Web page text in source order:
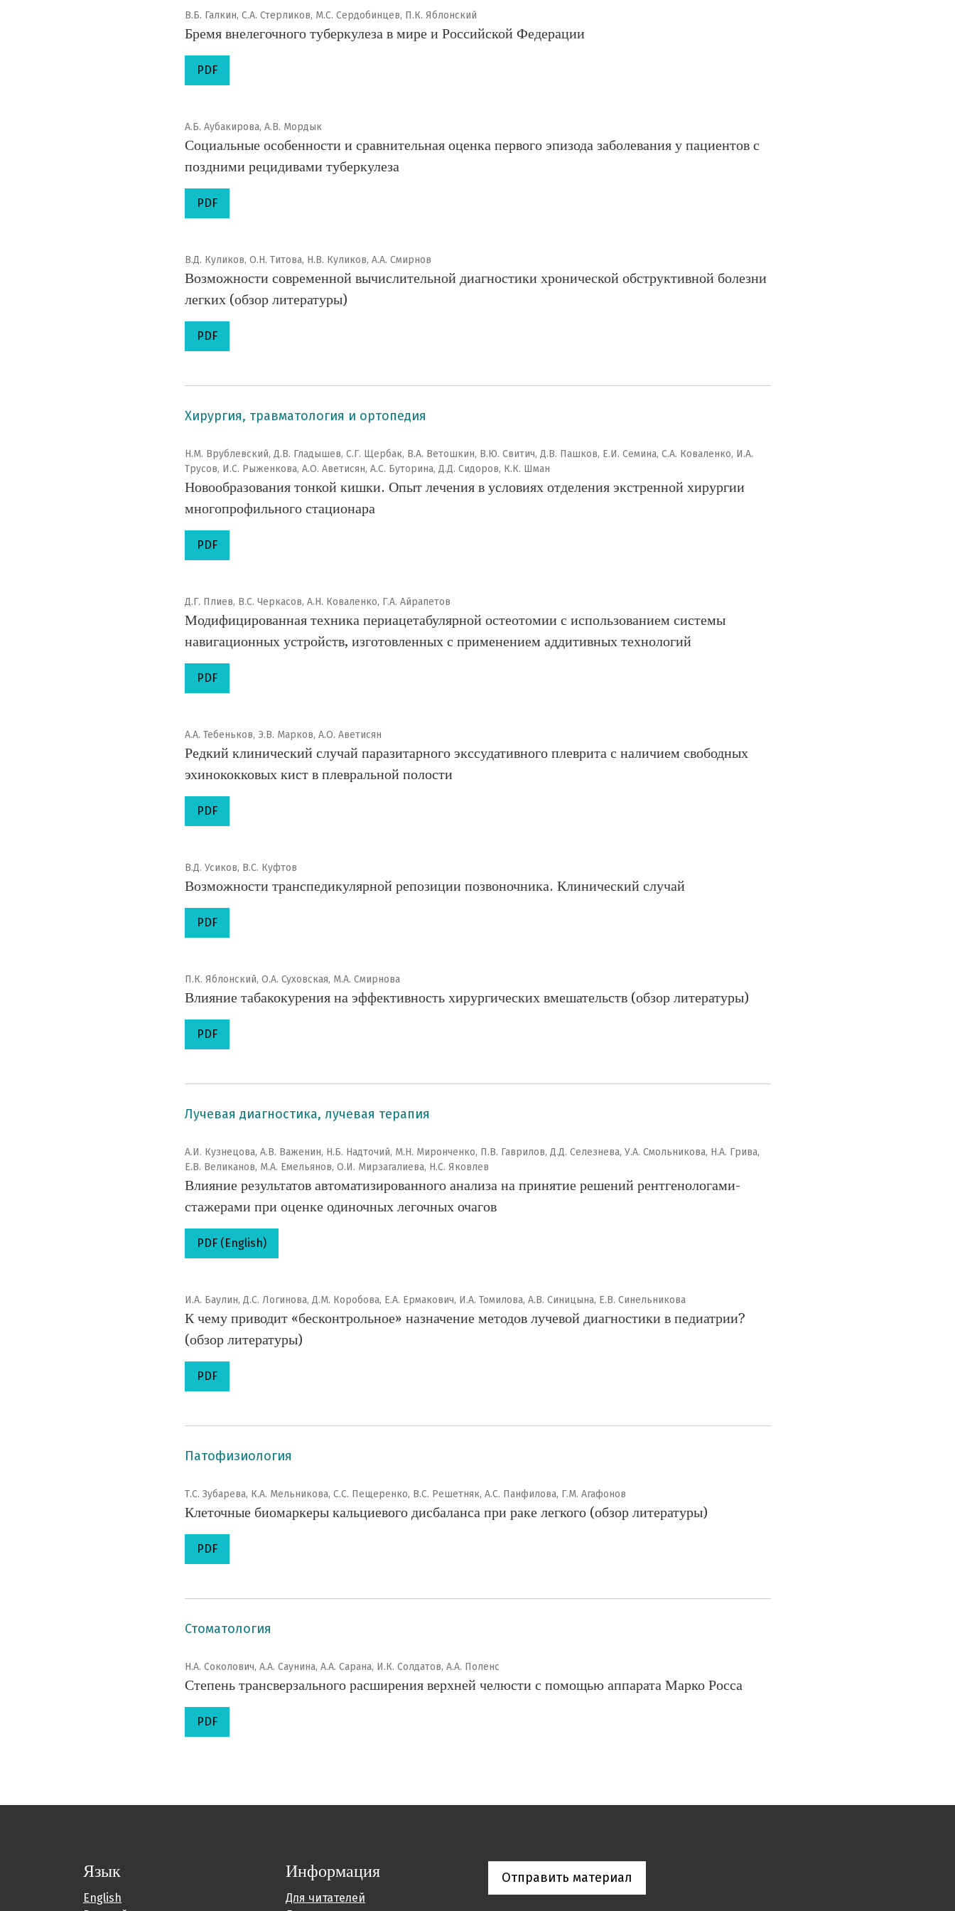
В.Б. Галкин, С.А. Стерликов, М.С. Сердобинцев, П.К. Яблонский
Бремя внелегочного туберкулеза в мире и Российской Федерации
PDF
А.Б. Аубакирова, А.В. Мордык
Социальные особенности и сравнительная оценка первого эпизода заболевания у пациентов с
поздними рецидивами туберкулеза
PDF
В.Д. Куликов, О.Н. Титова, Н.В. Куликов, А.А. Смирнов
Возможности современной вычислительной диагностики хронической обструктивной болезни
легких (обзор литературы)
PDF
Хирургия, травматология и ортопедия
Н.М. Врублевский, Д.В. Гладышев, С.Г. Щербак, В.А. Ветошкин, В.Ю. Свитич, Д.В. Пашков, Е.И. Семина, С.А. Коваленко, И.А.
Трусов, И.С. Рыженкова, А.О. Аветисян, А.С. Буторина, Д.Д. Сидоров, К.К. Шман
Новообразования тонкой кишки. Опыт лечения в условиях отделения экстренной хирургии
многопрофильного стационара
PDF
Д.Г. Плиев, В.C. Черкасов, А.Н. Коваленко, Г.А. Айрапетов
Модифицированная техника периацетабулярной остеотомии с использованием системы
навигационных устройств, изготовленных с применением аддитивных технологий
PDF
А.А. Тебеньков, Э.В. Марков, А.О. Аветисян
Редкий клинический случай паразитарного экссудативного плеврита с наличием свободных
эхинококковых кист в плевральной полости
PDF
В.Д. Усиков, В.С. Куфтов
Возможности транспедикулярной репозиции позвоночника. Клинический случай
PDF
П.К. Яблонский, О.А. Суховская, М.А. Смирнова
Влияние табакокурения на эффективность хирургических вмешательств (обзор литературы)
PDF
Лучевая диагностика, лучевая терапия
А.И. Кузнецова, А.В. Важенин, Н.Б. Надточий, М.Н. Миронченко, П.В. Гаврилов, Д.Д. Селезнева, У.А. Смольникова, Н.А. Грива,
Е.В. Великанов, М.А. Емельянов, О.И. Мирзагалиева, Н.С. Яковлев
Влияние результатов автоматизированного анализа на принятие решений рентгенологами-
стажерами при оценке одиночных легочных очагов
PDF (English)
И.А. Баулин, Д.С. Логинова, Д.М. Коробова, Е.А. Ермакович, И.А. Томилова, А.В. Синицына, Е.В. Синельникова
К чему приводит «бесконтрольное» назначение методов лучевой диагностики в педиатрии?
(обзор литературы)
PDF
Патофизиология
Т.С. Зубарева, К.А. Мельникова, С.С. Пещеренко, В.С. Решетняк, А.С. Панфилова, Г.М. Агафонов
Клеточные биомаркеры кальциевого дисбаланса при раке легкого (обзор литературы)
PDF
Стоматология
Н.А. Соколович, А.А. Саунина, А.А. Сарана, И.К. Солдатов, А.А. Поленс
Степень трансверзального расширения верхней челюсти с помощью аппарата Марко Росса
PDF
Язык
English
Информация
Для читателей
Отправить материал